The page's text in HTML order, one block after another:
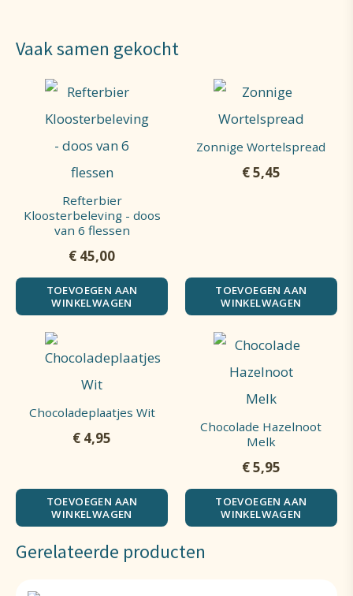
Vaak samen gekocht
Refterbier
Kloosterbeleving - doos
van 6 flessen
€ 45,00
TOEVOEGEN AAN
WINKELWAGEN
Zonnige Wortelspread
€5,45
TOEVOEGEN AAN
WINKELWAGEN
Chocoladeplaatjes Wit
€ 4,95
TOEVOEGEN AAN
WINKELWAGEN
Chocolade Hazelnoot
Melk
€5,95
TOEVOEGEN AAN
WINKELWAGEN
Gerelateerde producten